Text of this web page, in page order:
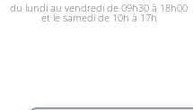
du lundi au vendredi de 09h30 à 18h00
et le samedi de 10h à 17h